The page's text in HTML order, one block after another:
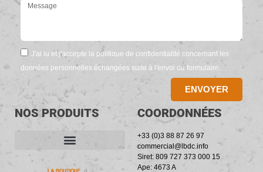
J'ai lu et j'accepte la politique de confidentialité concernant les
données personnelles échangées suite à l'envoi du formulaire.
ENVOYER
NOS PRODUITS COORDONNÉES
+33 (0)3 88 87 26 97
commercial@lbdc.info
Siret: 809 727 373 000 15
Ape: 4673 A